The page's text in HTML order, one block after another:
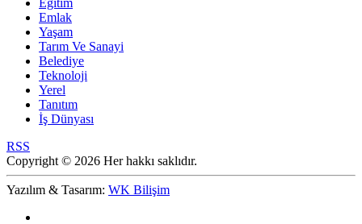
Eğitim
Emlak
Yaşam
Tarım Ve Sanayi
Belediye
Teknoloji
Yerel
Tanıtım
İş Dünyası
RSS
Copyright © 2026 Her hakkı saklıdır.
Yazılım & Tasarım: WK Bilişim